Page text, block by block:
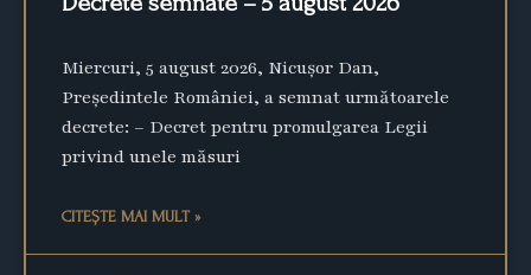
Miercuri, 5 august 2026, Nicușor Dan,
Președintele României, a semnat următoarele
decrete: – Decret pentru promulgarea Legii
privind unele măsuri
CITEȘTE MAI MULT »